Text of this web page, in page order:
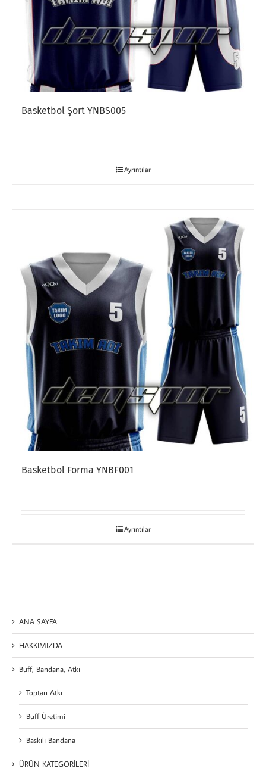
Basketbol Şort YNBS005
Ayrıntılar
Basketbol Forma YNBF001
Ayrıntılar
ANA SAYFA
HAKKIMIZDA
Buff, Bandana, Atkı
Toptan Atkı
Buff Üretimi
Baskılı Bandana
ÜRÜN KATEGORİLERİ